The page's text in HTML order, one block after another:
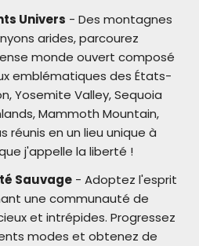
Univers - Des montagnes
arides, parcourez
monde ouvert composé
emblématiques des États-
Yosemite Valley, Sequoia
Mammoth Mountain,
réunis en un lieu unique à
j'appelle la liberté !
Sauvage- Adoptez l'esprit
une communauté de
et intrépides. Progressez
modes et obtenez de